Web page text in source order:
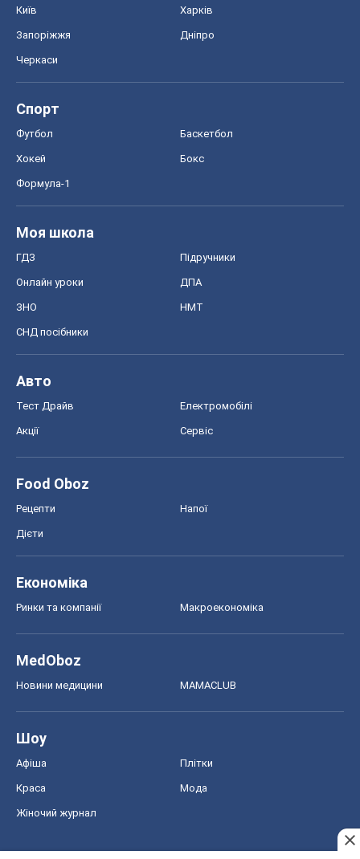
Київ Харків
Запоріжжя Дніпро
Черкаси
Спорт
Футбол Баскетбол
Хокей Бокс
Формула-1
Моя школа
ГДЗ Підручники
Онлайн уроки ДПА
ЗНО НМТ
СНД посібники
Авто
Тест Драйв Електромобілі
Акції Сервіс
Food Oboz
Рецепти Напої
Дієти
Економіка
Ринки та компанії Макроекономіка
MedOboz
Новини медицини MAMACLUB
Шоу
Афіша Плітки
Краса Мода
Жіночий журнал